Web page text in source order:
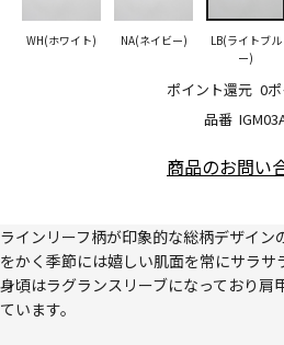
品番
ポイント還元 0
WH(ホワイト) NA(ネイビー)
LB(ライトブル
ー)
商品のお問い
ラインリーフ柄が印象的な総柄デザイ
をかく季節には嬉しい肌面を常にサラサ
身頃はラグランスリーブになっており肩
ています。